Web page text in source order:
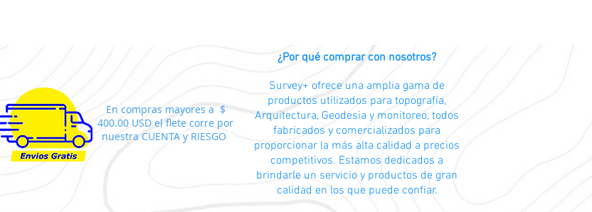
En compras mayores a $
400.00 USD el flete corre por
nuestra CUENTA y RIESGO
¿Por qué comprar con nosotros?
Survey+ ofrece una amplia gama de
productos utilizados para topografía,
Arquitectura, Geodesia y monitoreo, todos
fabricados y comercializados para
proporcionar la más alta calidad a precios
competitivos. Estamos dedicados a
brindarle un servicio y productos de gran
calidad en los que puede confiar.